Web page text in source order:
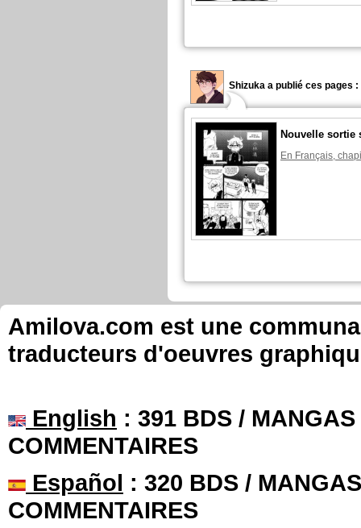
Shizuka a publié ces pages :
Nouvelle sortie
En Français,
Amilova.com est une
traducteurs d'oeuvres
English : 391 BDS /
COMMENTAIRES
Español : 320 BDS /
COMMENTAIRES